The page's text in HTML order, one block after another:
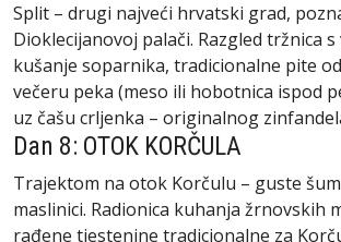
Split – drugi najveći hrvatski grad,
Dioklecijanovoj palači. Razgled tržnica s
kušanje soparnika, tradicionalne pite
večeru peka (meso ili hobotnica ispod
uz čašu crljenka – originalnog
Dan 8: OTOK KORČULA
Trajektom na otok Korčulu – guste
maslinici. Radionica kuhanja žrnovskih
rađene tjestenine tradicionalne za